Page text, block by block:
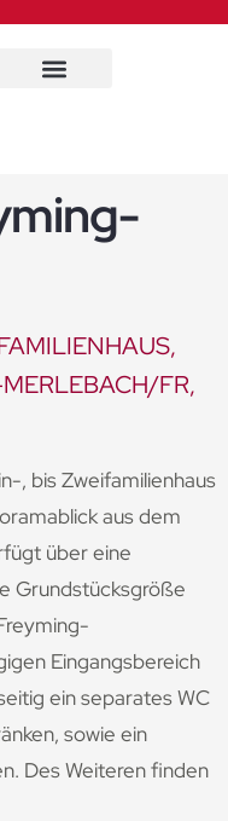
FR,
, bis Zweifamilienhaus
aus dem
über eine
Grundstücksgröße
Eingangsbereich
ein separates WC
sowie ein
Des Weiteren finden